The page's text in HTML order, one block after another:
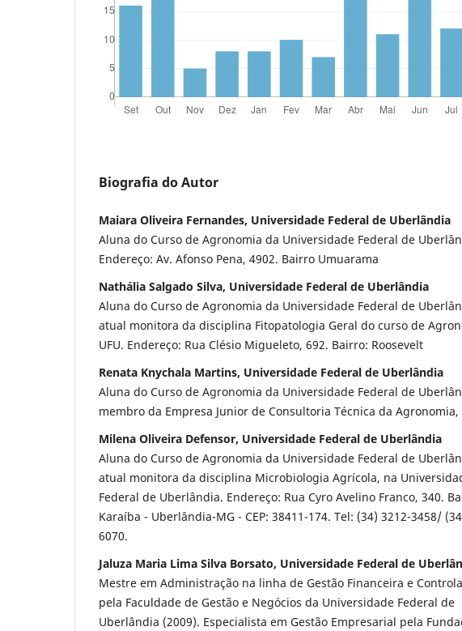
Biografia do Autor
Maiara Oliveira Fernandes, Universidade Federal de Uberlândia
Aluna do Curso de Agronomia da Universidade Federal de
Endereço: Av. Afonso Pena, 4902. Bairro Umuarama
Nathália Salgado Silva, Universidade Federal de Uberlândia
Aluna do Curso de Agronomia da Universidade Federal de
atual monitora da disciplina Fitopatologia Geral do curso de
UFU. Endereço: Rua Clésio Migueleto, 692. Bairro: Roosevelt
Renata Knychala Martins, Universidade Federal de Uberlândia
Aluna do Curso de Agronomia da Universidade Federal de
membro da Empresa Junior de Consultoria Técnica da Agronomia,
Milena Oliveira Defensor, Universidade Federal de Uberlândia
Aluna do Curso de Agronomia da Universidade Federal de
atual monitora da disciplina Microbiologia Agrícola, na
Federal de Uberlândia. Endereço: Rua Cyro Avelino Franco, 340.
Karaíba - Uberlândia-MG - CEP: 38411-174. Tel: (34) 3212-3458/
6070.
Jaluza Maria Lima Silva Borsato, Universidade Federal de
Mestre em Administração na linha de Gestão Financeira e
pela Faculdade de Gestão e Negócios da Universidade Federal de
Uberlândia (2009). Especialista em Gestão Empresarial pela